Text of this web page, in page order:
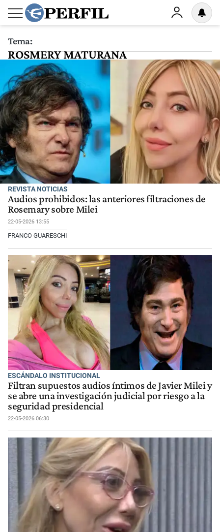
Tema:
ROSMERY MATURANA
REVISTA NOTICIAS
Audios prohibidos: las anteriores filtraciones de
Rosemary sobre Milei
22-05-2026 13:55
FRANCO GUARESCHI
ESCÁNDALO INSTITUCIONAL
Filtran supuestos audios íntimos de Javier Milei y
se abre una investigación judicial por riesgo a la
seguridad presidencial
22-05-2026 06:30